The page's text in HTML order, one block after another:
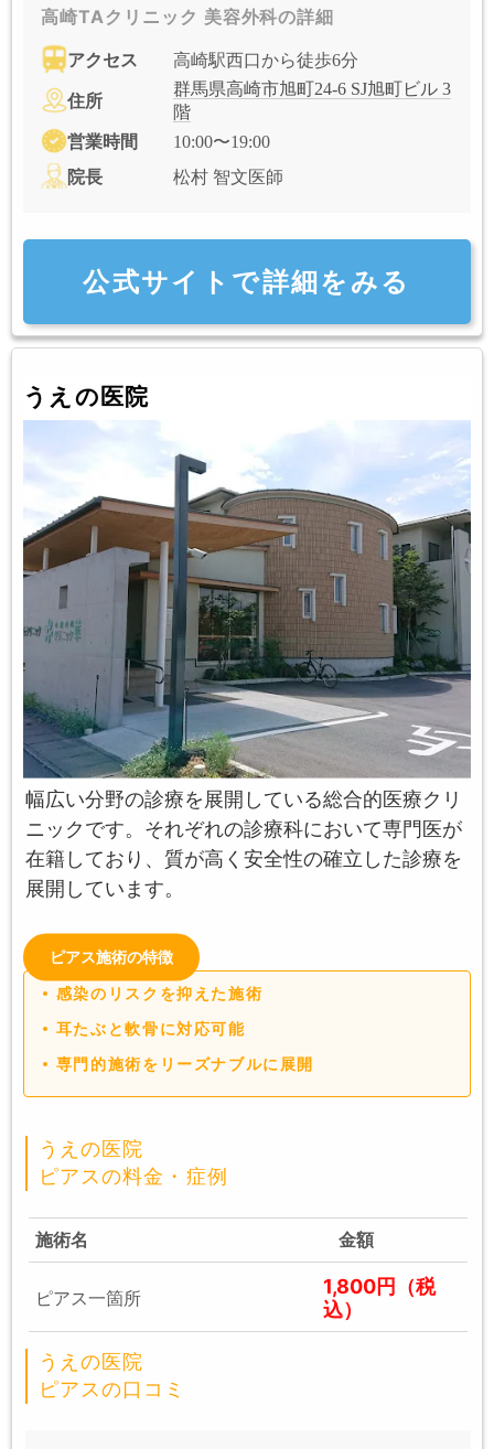
高崎TAクリニック 美容外科の詳細
アクセス 高崎駅西口から徒歩6分
住所
群馬県高崎市旭町24-6 SJ旭町ビル 3
階
営業時間
10:00〜19:00
院長
松村 智文医師
公式サイトで詳細をみる
うえの医院
幅広い分野の診療を展開している総合的医療クリ
ニックです。それぞれの診療科において専門医が
在籍しており、質が高く安全性の確立した診療を
展開しています。
ピアス施術の特徴
感染のリスクを抑えた施術
耳たぶと軟骨に対応可能
専門的施術をリーズナブルに展開
うえの医院
ピアスの料金・症例
施術名 金額
ピアス一箇所
1,800円（税
込）
うえの医院
ピアスの口コミ